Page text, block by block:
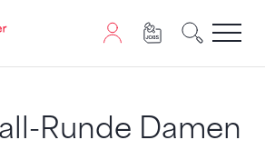
Seite wird JavaScript benötigt.
Runde Damen